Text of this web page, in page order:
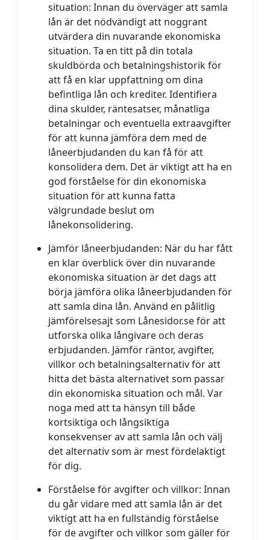
situation: Innan du överväger att samla
lån är det nödvändigt att noggrant
utvärdera din nuvarande ekonomiska
situation. Ta en titt på din totala
skuldbörda och betalningshistorik för
att få en klar uppfattning om dina
befintliga lån och krediter. Identifiera
dina skulder, räntesatser, månatliga
betalningar och eventuella extraavgifter
för att kunna jämföra dem med de
låneerbjudanden du kan få för att
konsolidera dem. Det är viktigt att ha en
god förståelse för din ekonomiska
situation för att kunna fatta
välgrundade beslut om
lånekonsolidering.
Jämför låneerbjudanden: När du har fått
en klar överblick över din nuvarande
ekonomiska situation är det dags att
börja jämföra olika låneerbjudanden för
att samla dina lån. Använd en pålitlig
jämförelsesajt som Lånesidor.se för att
utforska olika långivare och deras
erbjudanden. Jämför räntor, avgifter,
villkor och betalningsalternativ för att
hitta det bästa alternativet som passar
din ekonomiska situation och mål. Var
noga med att ta hänsyn till både
kortsiktiga och långsiktiga
konsekvenser av att samla lån och välj
det alternativ som är mest fördelaktigt
för dig.
Förståelse för avgifter och villkor: Innan
du går vidare med att samla lån är det
viktigt att ha en fullständig förståelse
för de avgifter och villkor som gäller för